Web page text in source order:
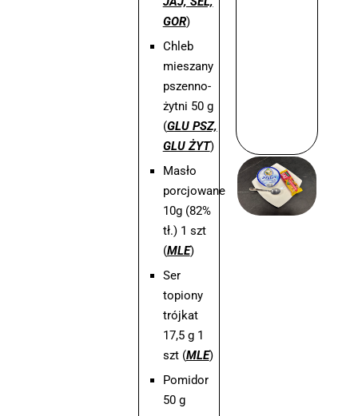
GOR)
Chleb
mieszany
pszenno-
żytni 50 g
(GLU PSZ,
GLU ŻYT)
Masło
porcjowane
10g (82%
tł.) 1 szt
(MLE)
Ser
topiony
trójkat
17,5 g 1
szt (MLE)
Pomidor
50 g